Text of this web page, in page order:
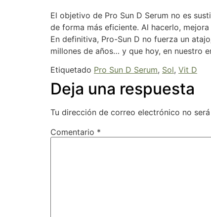
El objetivo de Pro Sun D Serum no es
de forma más eficiente. Al hacerlo,
En definitiva, Pro-Sun D no fuerza un
millones de años… y que hoy, en nuestro
Etiquetado Pro Sun D Serum, Sol, Vit D
Deja una respuesta
Tu dirección de correo electrónico no
Comentario *